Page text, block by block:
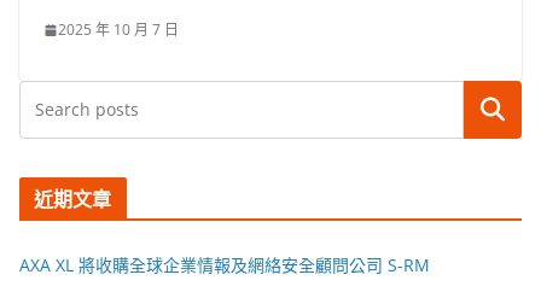
2025 年 10 月 7 日
搜尋
近期文章
AXA XL 將收購全球企業情報及網絡安全顧問公司 S-RM